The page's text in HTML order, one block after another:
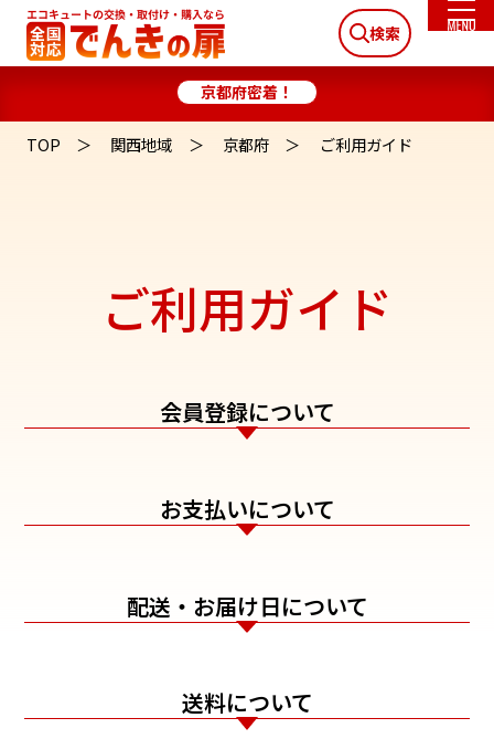
検索
京都府密着！
TOP 関西地域 京都府 ご利用ガイド
ご利用ガイド
会員登録について
お支払いについて
配送・お届け日について
送料について